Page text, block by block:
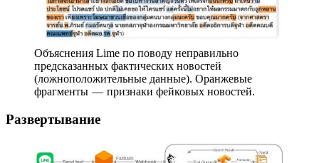
Объяснения Lime по поводу неправильно
предсказанных фактических новостей
(ложноположительные данные). Оранжевые
фрагменты — признаки фейковых новостей.
Развертывание